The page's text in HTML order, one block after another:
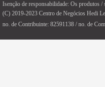
Isenção de responsabilidade: Os produtos
(C) 2019-2023 Centro de Negócios Hedi
no. de Contribuinte: 82591138 / no. de